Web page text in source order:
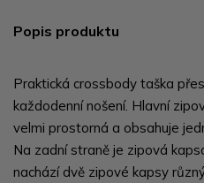
Popis produktu
Praktická crossbody taška
každodenní nošení. Hlavní
velmi prostorná a obsahuje
Na zadní straně je zipová
nachází dvě zipové kapsy